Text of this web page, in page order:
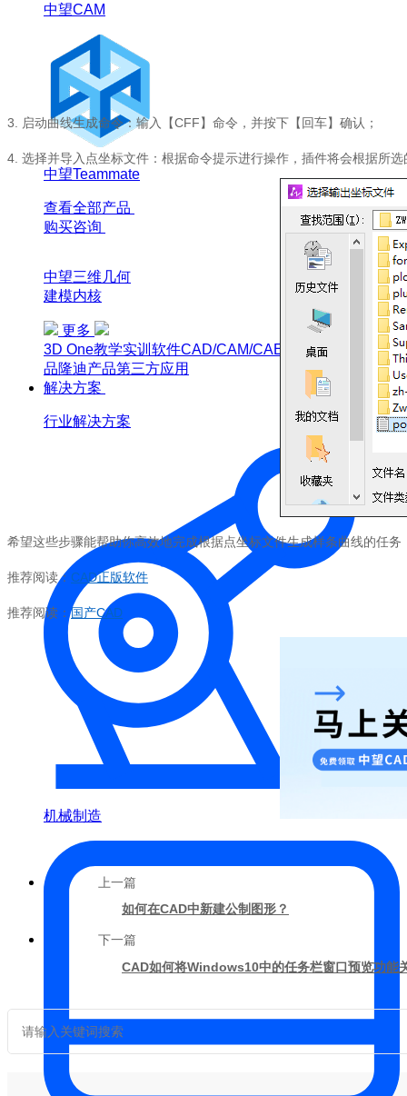
中望CAM
中望Teammate
查看全部产品
购买咨询
中望三维几何
建模内核
更多
3D One教学实训软件CAD/CAM/CAE软件教育版
博超产
品隆迪产品第三方应用
解决方案
行业解决方案
机械制造
3. 启动曲线生成命令：输入【CFF】命令，并按下【回车】确认；
4. 选择并导入点坐标文件：根据命令提示进行操作，插件将会根据所
希望这些步骤能帮助你高效地完成根据点坐标文件生成样条曲线的任务
推荐阅读： CAD正版软件
推荐阅读：国产CAD
上一篇
如何在CAD中新建公制图形？
下一篇
CAD如何将Windows10中的任务栏窗口预览功能